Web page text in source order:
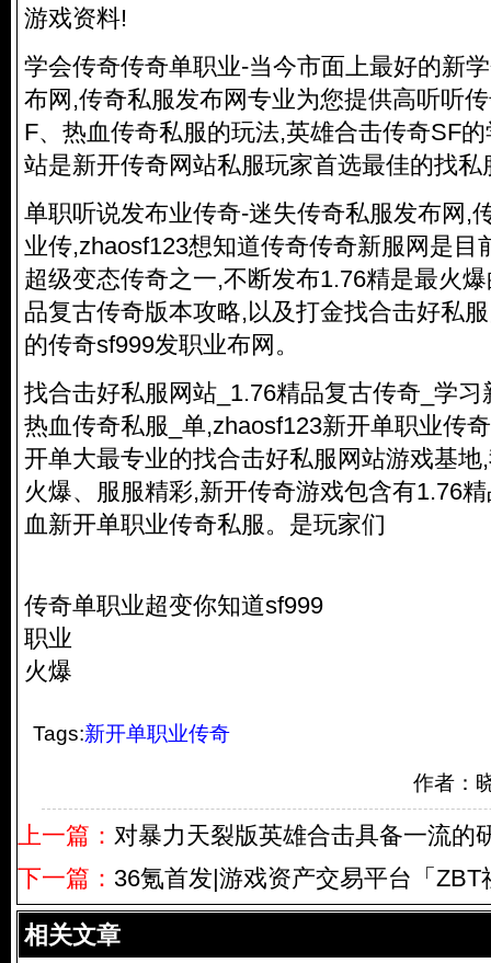
游戏资料!
学会传奇传奇单职业-当今市面上最好的新
布网,传奇私服发布网专业为您提供高听听
F、热血传奇私服的玩法,英雄合击传奇SF
站是新开传奇网站私服玩家首选最佳的找私
单职听说发布业传奇-迷失传奇私服发布网,
业传,zhaosf123想知道传奇传奇新服网是目
超级变态传奇之一,不断发布1.76精是最火
品复古传奇版本攻略,以及打金找合击好私
的传奇sf999发职业布网。
找合击好私服网站_1.76精品复古传奇_学
热血传奇私服 _单,zhaosf123新开单职业传
开单大最专业的找合击好私服网站游戏基
火爆、服服精彩,新开传奇游戏包含有1.76
血新开单职业传奇私服。是玩家们
传奇单职业超变你知道sf999
职业
火爆
Tags:新开单职业传奇
作者：
上一篇： 对暴力天裂版英雄合击具备一流的
下一篇： 36氪首发|游戏资产交易平台「
相关文章